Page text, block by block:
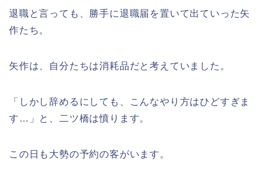
退職と言っても、勝手に退職届を置いて出ていった矢
作たち。
矢作は、自分たちは消耗品だと考えていました。
「しかし辞めるにしても、こんなやり方はひどすぎま
す…」と、二ツ橋は憤ります。
この日も大勢の予約の客がいます。